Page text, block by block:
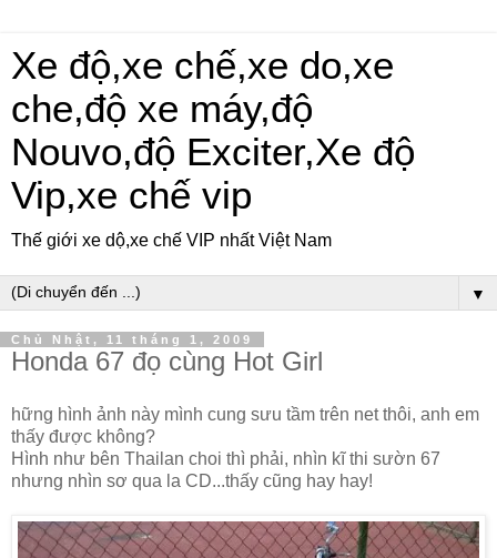
Xe độ,xe chế,xe do,xe
che,độ xe máy,độ
Nouvo,độ Exciter,Xe độ
Vip,xe chế vip
Thế giới xe dộ,xe chế VIP nhất Việt Nam
▼
Chủ Nhật, 11 tháng 1, 2009
Honda 67 đọ cùng Hot Girl
hững hình ảnh này mình cung sưu tầm trên net thôi, anh em
thấy được không?
Hình như bên Thailan choi thì phải, nhìn kĩ thi sườn 67
nhưng nhìn sơ qua la CD...thấy cũng hay hay!